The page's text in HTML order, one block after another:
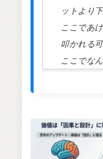
ットより
ここであ
叩かれる
ここでな